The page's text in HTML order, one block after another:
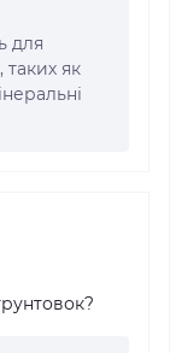
для
таких як